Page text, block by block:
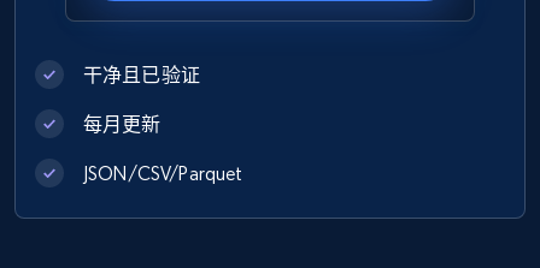
1.2K+
干净且已验证
每月更新
JSON/CSV/Parquet